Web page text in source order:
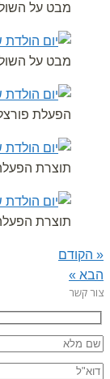
מבט על
מבט על
הפעלת
תוצרת
תוצרת
« הקודם
הבא »
צור קשר